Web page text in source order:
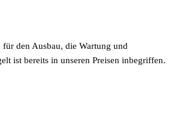
den Ausbau, die Wartung und
ist bereits in unseren Preisen inbegriffen.